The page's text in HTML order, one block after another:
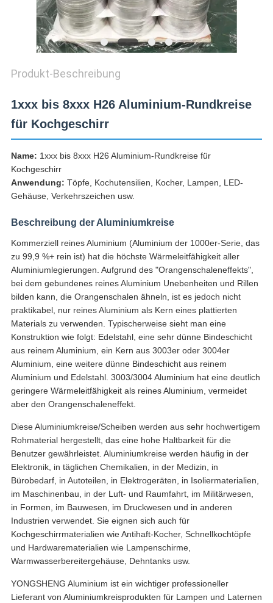
Produkt-Beschreibung
1xxx bis 8xxx H26 Aluminium-Rundkreise
für Kochgeschirr
Name: 1xxx bis 8xxx H26 Aluminium-Rundkreise für
Kochgeschirr
Anwendung: Töpfe, Kochutensilien, Kocher, Lampen, LED-
Gehäuse, Verkehrszeichen usw.
Beschreibung der Aluminiumkreise
Kommerziell reines Aluminium (Aluminium der 1000er-Serie, das
zu 99,9 %+ rein ist) hat die höchste Wärmeleitfähigkeit aller
Aluminiumlegierungen. Aufgrund des "Orangenschaleneffekts",
bei dem gebundenes reines Aluminium Unebenheiten und Rillen
bilden kann, die Orangenschalen ähneln, ist es jedoch nicht
praktikabel, nur reines Aluminium als Kern eines plattierten
Materials zu verwenden. Typischerweise sieht man eine
Konstruktion wie folgt: Edelstahl, eine sehr dünne Bindeschicht
aus reinem Aluminium, ein Kern aus 3003er oder 3004er
Aluminium, eine weitere dünne Bindeschicht aus reinem
Aluminium und Edelstahl. 3003/3004 Aluminium hat eine deutlich
geringere Wärmeleitfähigkeit als reines Aluminium, vermeidet
aber den Orangenschaleneffekt.
Diese Aluminiumkreise/Scheiben werden aus sehr hochwertigem
Rohmaterial hergestellt, das eine hohe Haltbarkeit für die
Benutzer gewährleistet. Aluminiumkreise werden häufig in der
Elektronik, in täglichen Chemikalien, in der Medizin, in
Bürobedarf, in Autoteilen, in Elektrogeräten, in Isoliermaterialien,
im Maschinenbau, in der Luft- und Raumfahrt, im Militärwesen,
in Formen, im Bauwesen, im Druckwesen und in anderen
Industrien verwendet. Sie eignen sich auch für
Kochgeschirrmaterialien wie Antihaft-Kocher, Schnellkochtöpfe
und Hardwarematerialien wie Lampenschirme,
Warmwasserbereitergehäuse, Dehntanks usw.
YONGSHENG Aluminium ist ein wichtiger professioneller
Lieferant von Aluminiumkreisprodukten für Lampen und Laternen